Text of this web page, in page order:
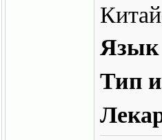
Язык
Тип